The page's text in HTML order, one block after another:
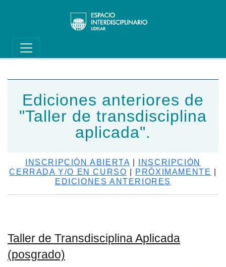
Main navigation
Ediciones anteriores de
"Taller de transdisciplina
aplicada".
INSCRIPCIÓN ABIERTA
INSCRIPCIÓN
CERRADA Y/O EN CURSO
PRÓXIMAMENTE
EDICIONES ANTERIORES
Taller de Transdisciplina Aplicada
(posgrado)